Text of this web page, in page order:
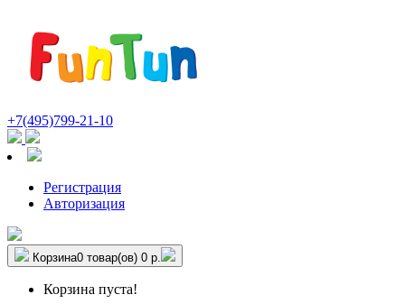
+7(495)799-21-10
Регистрация
Авторизация
Корзина0 товар(ов) 0 р.
Корзина пуста!